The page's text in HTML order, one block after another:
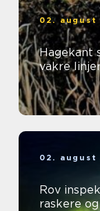
02. august
Hagekant
vakre
02. august
Rov
raskere